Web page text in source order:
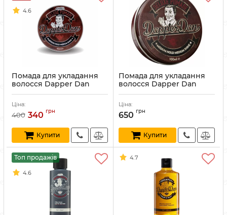
4.6
Помада для укладання
волосся Dapper Dan
Артикул:
Ціна:
400 340 грн
Купити
Помада для укладання
волосся Dapper Dan
Артикул:
Ціна:
650 грн
Купити
Топ продажів
4.6
4.7